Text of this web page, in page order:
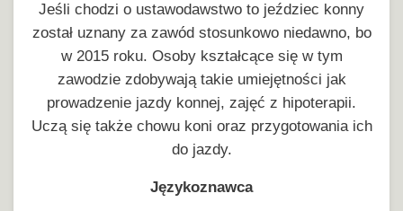
Jeśli chodzi o ustawodawstwo to jeździec konny
został uznany za zawód stosunkowo niedawno, bo
w 2015 roku. Osoby kształcące się w tym
zawodzie zdobywają takie umiejętności jak
prowadzenie jazdy konnej, zajęć z hipoterapii.
Uczą się także chowu koni oraz przygotowania ich
do jazdy.
Językoznawca